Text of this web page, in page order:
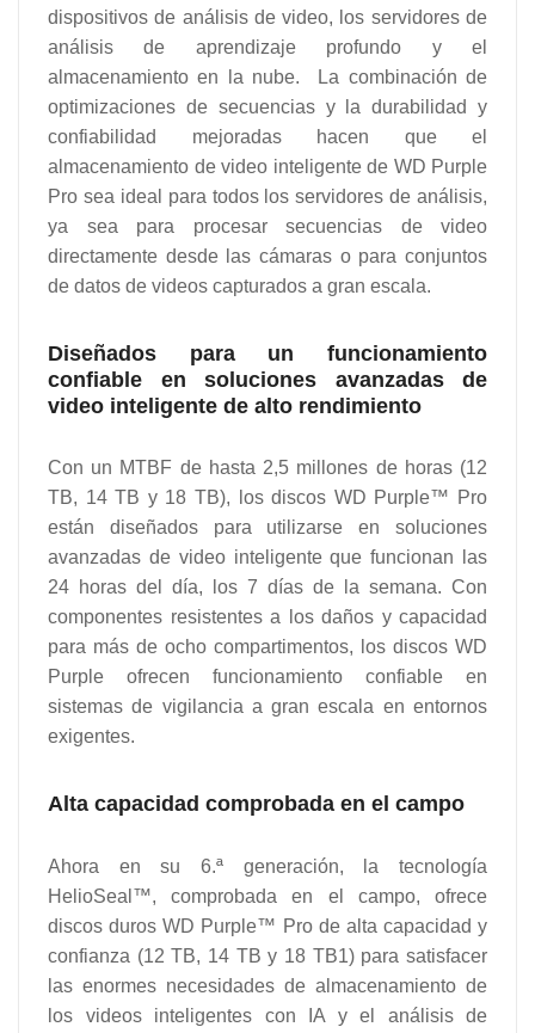
dispositivos de análisis de video, los servidores de
análisis de aprendizaje profundo y el
almacenamiento en la nube. La combinación de
optimizaciones de secuencias y la durabilidad y
confiabilidad mejoradas hacen que el
almacenamiento de video inteligente de WD Purple
Pro sea ideal para todos los servidores de análisis,
ya sea para procesar secuencias de video
directamente desde las cámaras o para conjuntos
de datos de videos capturados a gran escala.
Diseñados para un funcionamiento
confiable en soluciones avanzadas de
video inteligente de alto rendimiento
Con un MTBF de hasta 2,5 millones de horas (12
TB, 14 TB y 18 TB), los discos WD Purple™ Pro
están diseñados para utilizarse en soluciones
avanzadas de video inteligente que funcionan las
24 horas del día, los 7 días de la semana. Con
componentes resistentes a los daños y capacidad
para más de ocho compartimentos, los discos WD
Purple ofrecen funcionamiento confiable en
sistemas de vigilancia a gran escala en entornos
exigentes.
Alta capacidad comprobada en el campo
Ahora en su 6.ª generación, la tecnología
HelioSeal™, comprobada en el campo, ofrece
discos duros WD Purple™ Pro de alta capacidad y
confianza (12 TB, 14 TB y 18 TB1) para satisfacer
las enormes necesidades de almacenamiento de
los videos inteligentes con IA y el análisis de